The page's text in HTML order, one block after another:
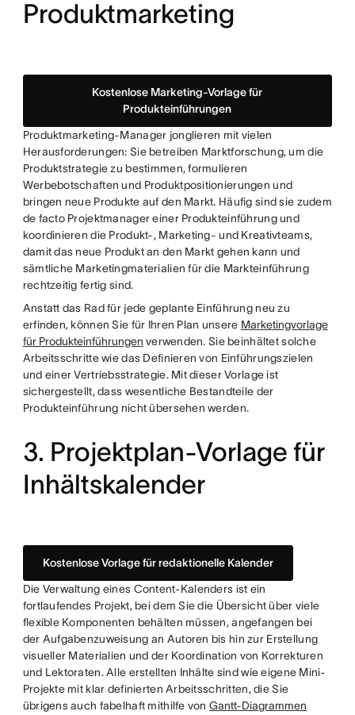
Produktmarketing
Kostenlose Marketing-Vorlage für
Produkteinführungen
Produktmarketing-Manager jonglieren mit vielen
Herausforderungen: Sie betreiben Marktforschung, um die
Produktstrategie zu bestimmen, formulieren
Werbebotschaften und Produktpositionierungen und
bringen neue Produkte auf den Markt. Häufig sind sie zudem
de facto Projektmanager einer Produkteinführung und
koordinieren die Produkt-, Marketing- und Kreativteams,
damit das neue Produkt an den Markt gehen kann und
sämtliche Marketingmaterialien für die Markteinführung
rechtzeitig fertig sind.
Anstatt das Rad für jede geplante Einführung neu zu
erfinden, können Sie für Ihren Plan unsere Marketingvorlage
für Produkteinführungen verwenden. Sie beinhältet solche
Arbeitsschritte wie das Definieren von Einführungszielen
und einer Vertriebsstrategie. Mit dieser Vorlage ist
sichergestellt, dass wesentliche Bestandteile der
Produkteinführung nicht übersehen werden.
3. Projektplan-Vorlage für
Inhältskalender
Kostenlose Vorlage für redaktionelle Kalender
Die Verwaltung eines Content-Kalenders ist ein
fortlaufendes Projekt, bei dem Sie die Übersicht über viele
flexible Komponenten behälten müssen, angefangen bei
der Aufgabenzuweisung an Autoren bis hin zur Erstellung
visueller Materialien und der Koordination von Korrekturen
und Lektoraten. Alle erstellten Inhälte sind wie eigene Mini-
Projekte mit klar definierten Arbeitsschritten, die Sie
übrigens auch fabelhaft mithilfe vonGantt-Diagrammen